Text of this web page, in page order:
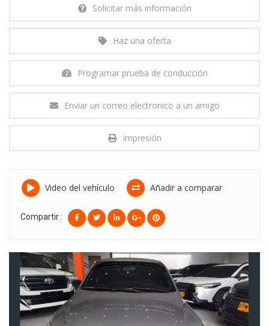
Solicitar más información
Haz una oferta
Programar prueba de conducción
Enviar un correo electronico a un amigo
Impresión
Video del vehículo Añadir a comparar
Compartir :